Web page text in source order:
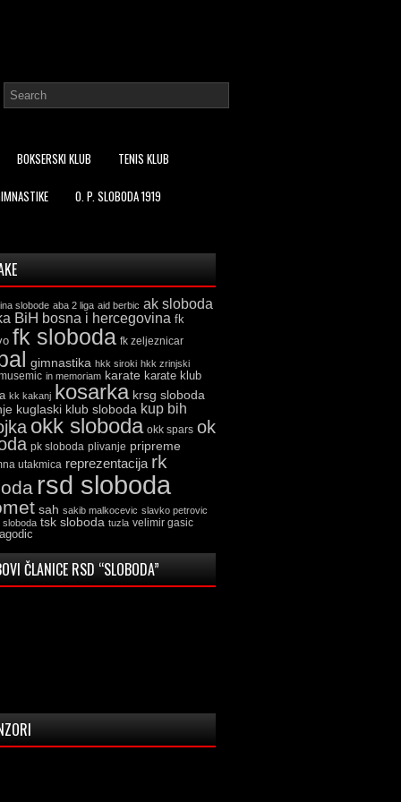
BOKSERSKI KLUB TENIS KLUB
O. P. SLOBODA 1919
slobode aba 2 liga aid berbic ak sloboda
BiH bosna i hercegovina fk
fk sloboda fk zeljeznicar
gimnastika hkk siroki hkk zrinjski
in memoriam karate karate klub
kk kakanj kosarka krsg sloboda
kuglaski klub sloboda kup bih
okk sloboda okk spars ok
pk sloboda plivanje pripreme
utakmica reprezentacija rk
rsd sloboda
sah sakib malkocevic slavko petrovic
sloboda tsk sloboda tuzla velimir gasic
ČLANICE RSD “SLOBODA”